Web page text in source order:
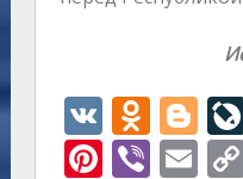
V
K
O
d
Bl
o
Pi Vi E